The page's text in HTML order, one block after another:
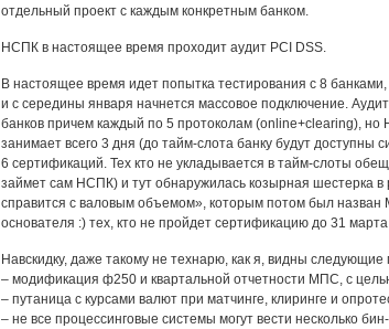
отдельный проект с каждым конкретным банком.
НСПК в настоящее время проходит аудит PCI DSS.
В настоящее время идет попытка тестирования с 8
и с середины января начнется массовое подключение.
банков причем каждый по 5 протоколам (online+clearing),
занимает всего 3 дня (до тайм-слота банку будут
6 сертификаций. Тех кто не укладывается в тайм-слоты
займет сам НСПК) и тут обнаружилась козырная шестерка
справится с валовым объемом», которым потом был назван
основателя :) тех, кто не пройдет сертификацию до 31
Навскидку, даже такому не технарю, как я, видны
– модификация ф250 и квартальной отчетности МПС, с
– путаница с курсами валют при матчинге, клиринге и
– не все процессинговые системы могут вести несколько